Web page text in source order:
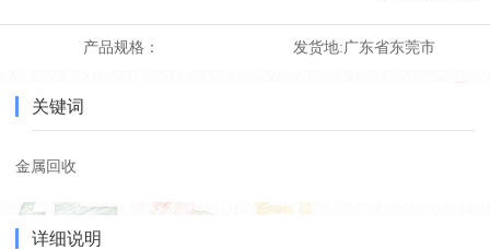
产品规格： 发货地:广东省东莞市
关键词
金属回收
详细说明